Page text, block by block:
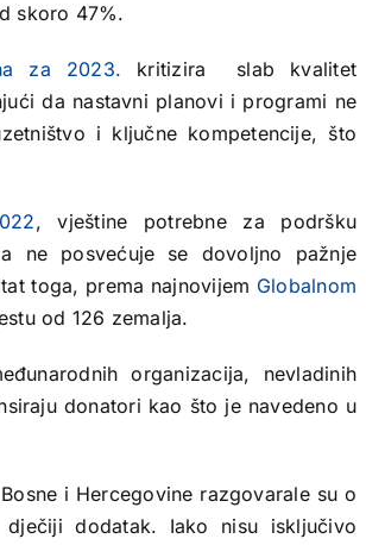
skoro 47%.
za 2023. kritizira slab kvalitet
da nastavni planovi i programi ne
i ključne kompetencije, što
, vještine potrebne za podršku
ne posvećuje se dovoljno pažnje
toga, prema najnovijem Globalnom
od 126 zemalja.
organizacija, nevladinih
donatori kao što je navedeno u
i Hercegovine razgovarale su o
dodatak. Iako nisu isključivo